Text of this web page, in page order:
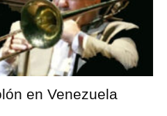
en Venezuela